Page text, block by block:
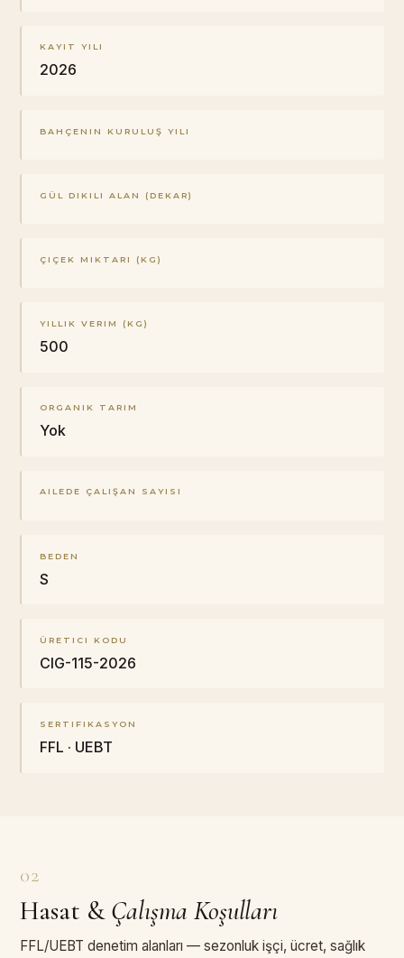
KAYIT YILI
2026
BAHÇENIN KURULUŞ YILI
GÜL DIKILI ALAN (DEKAR)
ÇIÇEK MIKTARI (KG)
YILLIK VERIM (KG)
500
ORGANIK TARIM
Yok
AILEDE ÇALIŞAN SAYISI
BEDEN
S
ÜRETICI KODU
CIG-115-2026
SERTIFIKASYON
FFL · UEBT
02
Hasat & Çalışma Koşulları
FFL/UEBT denetim alanları — sezonluk işçi, ücret, sağlık